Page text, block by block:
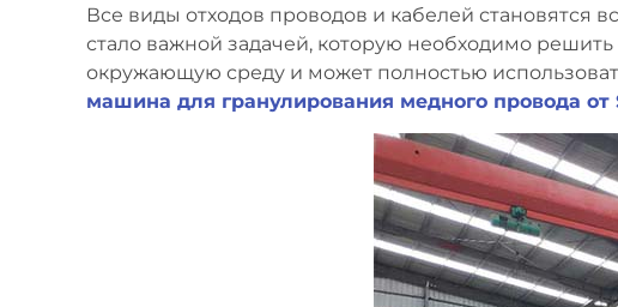
Все виды отходов проводов и кабелей становятся
стало важной задачей, которую необходимо решить
окружающую среду и может полностью
машина для гранулирования медного провода от